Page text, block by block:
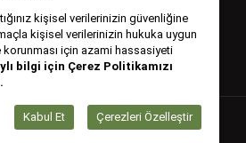
Copyright © 2022 - 2026
kişisel verilerinizin güvenliğine
kişisel verilerinizin hukuka uygun
için azami hassasiyeti
bilgi için Çerez Politikamızı
Kabul Et Çerezleri Özelleştir